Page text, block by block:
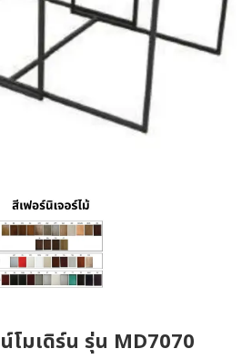
โมเดิร์น รุ่น MD7070